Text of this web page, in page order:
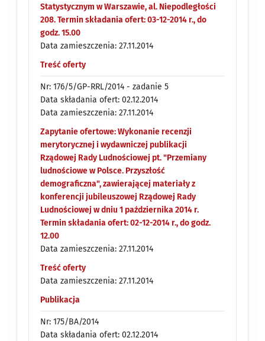
Statystycznym w Warszawie, al. Niepodległości
208. Termin składania ofert: 03-12-2014 r., do
godz. 15.00
Data zamieszczenia: 27.11.2014
Treść oferty
Nr: 176/5/GP-RRL/2014 - zadanie 5
Data składania ofert: 02.12.2014
Data zamieszczenia: 27.11.2014
Zapytanie ofertowe: Wykonanie recenzji
merytorycznej i wydawniczej publikacji
Rządowej Rady Ludnościowej pt. "Przemiany
ludnościowe w Polsce. Przyszłość
demograficzna", zawierającej materiały z
konferencji jubileuszowej Rządowej Rady
Ludnościowej w dniu 1 października 2014 r.
Termin składania ofert: 02-12-2014 r., do godz.
12.00
Data zamieszczenia: 27.11.2014
Treść oferty
Data zamieszczenia: 27.11.2014
Publikacja
Nr: 175/BA/2014
Data składania ofert: 02.12.2014